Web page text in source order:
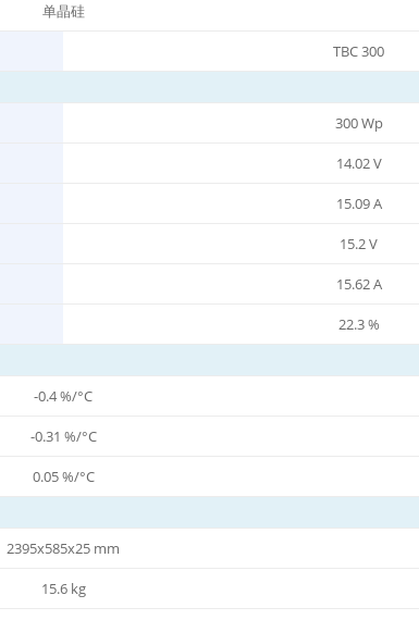
单晶硅
TBC 300
300 Wp
14.02 V
15.09 A
15.2 V
15.62 A
22.3 %
-0.4 %/°C
-0.31 %/°C
0.05 %/°C
2395x585x25 mm
15.6 kg